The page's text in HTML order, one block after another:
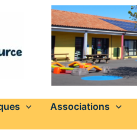
Associations